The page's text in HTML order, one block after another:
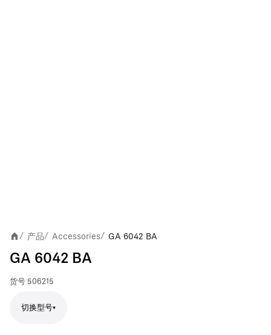
/ 产品/ Accessories/ GA 6042 BA
GA 6042 BA
货号 506215
切换型号